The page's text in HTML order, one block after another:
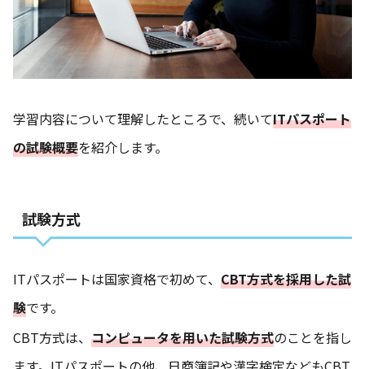
学習内容について理解したところで、続いてITパスポート
の試験概要を紹介します。
試験方式
ITパスポートは国家資格で初めて、 CBT方式を採用した試
験です。
CBT方式は、 コンピュータを用いた試験方式のことを指し